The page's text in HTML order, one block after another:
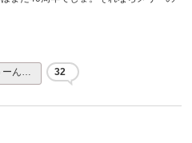
ーん… 32